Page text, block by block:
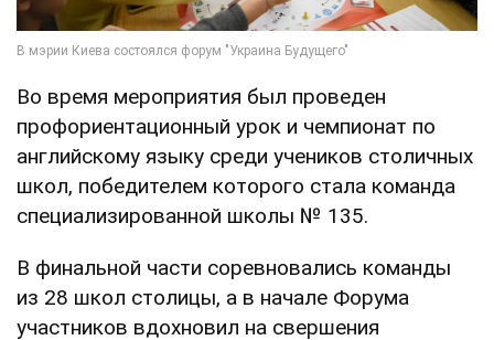
Во время мероприятия был проведен
профориентационный урок и чемпионат по
английскому языку среди учеников столичных
школ, победителем которого стала команда
специализированной школы № 135.
В финальной части соревновались команды
из 28 школ столицы, а в начале Форума
участников вдохновил на свершения